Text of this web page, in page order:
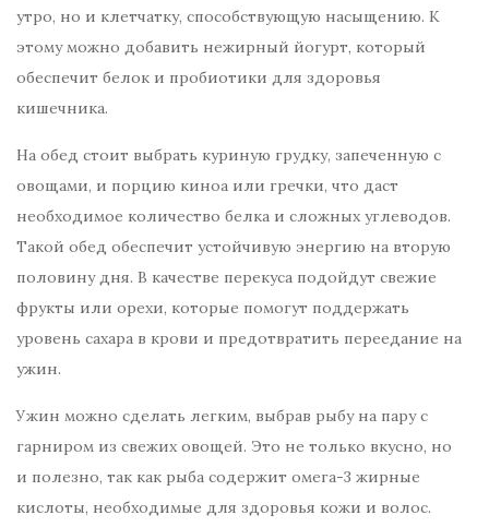
утро, но и клетчатку, способствующую насыщению. К
этому можно добавить нежирный йогурт, который
обеспечит белок и пробиотики для здоровья
кишечника.
На обед стоит выбрать куриную грудку, запеченную с
овощами, и порцию киноа или гречки, что даст
необходимое количество белка и сложных углеводов.
Такой обед обеспечит устойчивую энергию на вторую
половину дня. В качестве перекуса подойдут свежие
фрукты или орехи, которые помогут поддержать
уровень сахара в крови и предотвратить переедание на
ужин.
Ужин можно сделать легким, выбрав рыбу на пару с
гарниром из свежих овощей. Это не только вкусно, но
и полезно, так как рыба содержит омега-3 жирные
кислоты, необходимые для здоровья кожи и волос.